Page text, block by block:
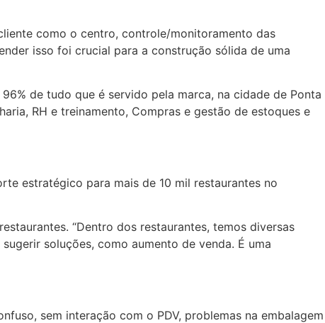
como o centro, controle/monitoramento das
isso foi crucial para a construção sólida de uma
de tudo que é servido pela marca, na cidade de Ponta
RH e treinamento, Compras e gestão de estoques e
estratégico para mais de 10 mil restaurantes no
“Dentro dos restaurantes, temos diversas
soluções, como aumento de venda. É uma
sem interação com o PDV, problemas na embalagem